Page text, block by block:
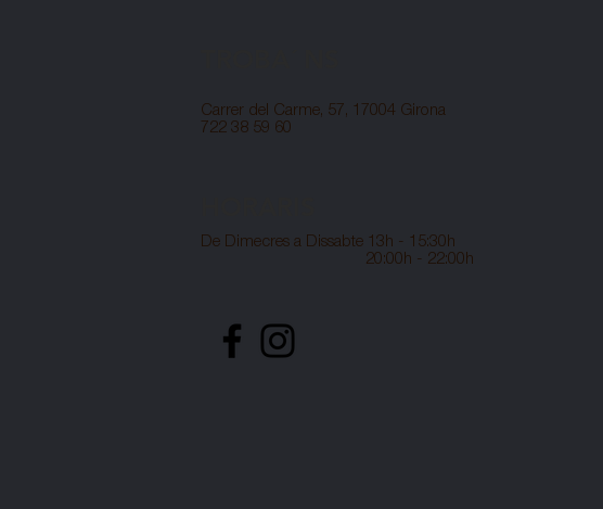
Carrer del Carme, 57, 17004 Girona
722 38 59 60
De Dimecres a Dissabte 13h - 15:30h
20:00h - 22:00h